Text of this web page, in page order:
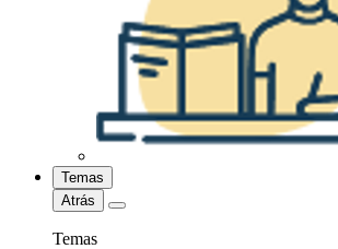
Temas
Atrás
Temas